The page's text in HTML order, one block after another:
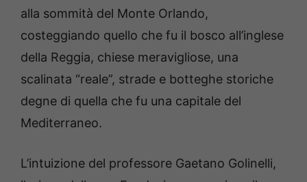
alla sommità del Monte Orlando,
costeggiando quello che fu il bosco all’inglese
della Reggia, chiese meravigliose, una
scalinata “reale”, strade e botteghe storiche
degne di quella che fu una capitale del
Mediterraneo.
L’intuizione del professore Gaetano Golinelli,